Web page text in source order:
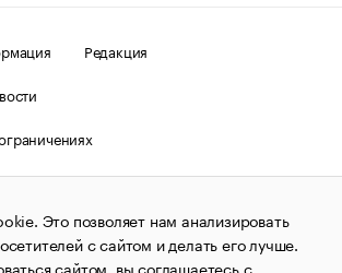
Редакция
О соблюдении авторских прав
1995–2026.Сообщения
агентства «РБК»
Федеральной службой по надзору в сфере
Это позволяет нам анализировать
с сайтом и делать его лучше.
сайтом, вы соглашаетесь с